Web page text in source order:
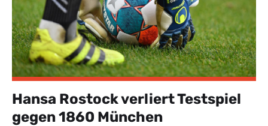
Hansa Rostock verliert Testspiel
gegen 1860 München